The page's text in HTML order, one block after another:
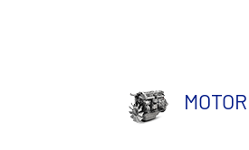
Nipparts
2 miljoen auto-
MOTOR